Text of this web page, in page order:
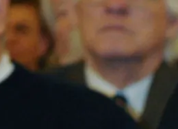
[...]
„a magyar Szolzsenyicin”